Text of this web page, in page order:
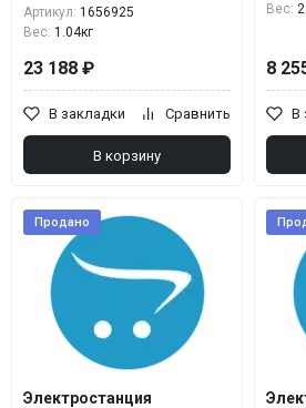
Артикул: 1656925
Вес: 1.04кг
23 188 ₽
В закладки Сравнить
В корзину
Вес:
8
В
Продано
Электростанция